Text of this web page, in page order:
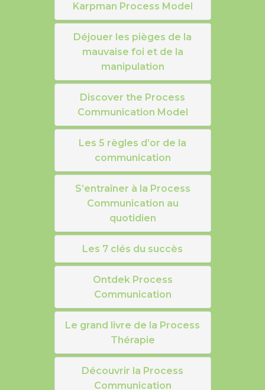
Karpman Process Model
Déjouer les pièges de la
mauvaise foi et de la
manipulation
Discover the Process
Communication Model
Les 5 règles d’or de la
communication
S’entraîner à la Process
Communication au
quotidien
Les 7 clés du succès
Ontdek Process
Communication
Le grand livre de la Process
Thérapie
Découvrir la Process
Communication